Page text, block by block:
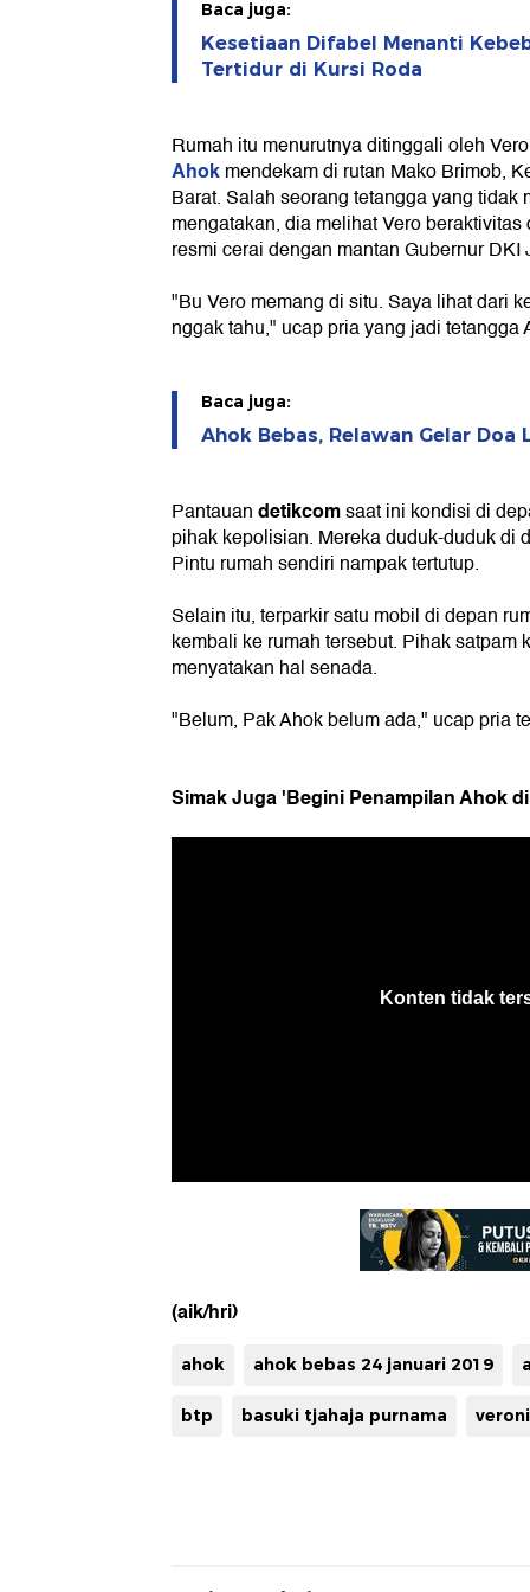
Baca juga:
Kesetiaan Difabel Menanti
Tertidur di Kursi Roda
Rumah itu menurutnya ditinggali oleh
Ahokmendekam di rutan Mako Brimob,
Barat. Salah seorang tetangga yang tidak
mengatakan, dia melihat Vero
resmi cerai dengan mantan Gubernur DKI
"Bu Vero memang di situ. Saya lihat dari
nggak tahu," ucap pria yang jadi tetangga
Baca juga:
Ahok Bebas, Relawan Gelar Doa
Pantauandetikcomsaat ini kondisi di
pihak kepolisian. Mereka duduk-duduk di
Pintu rumah sendiri nampak tertutup.
Selain itu, terparkir satu mobil di depan
kembali ke rumah tersebut. Pihak
menyatakan hal senada.
"Belum, Pak Ahok belum ada," ucap pria
Simak Juga 'Begini Penampilan Ahok
(aik/hri)
ahok ahok bebas 24 januari 2019
btp basuki tjahaja purnama